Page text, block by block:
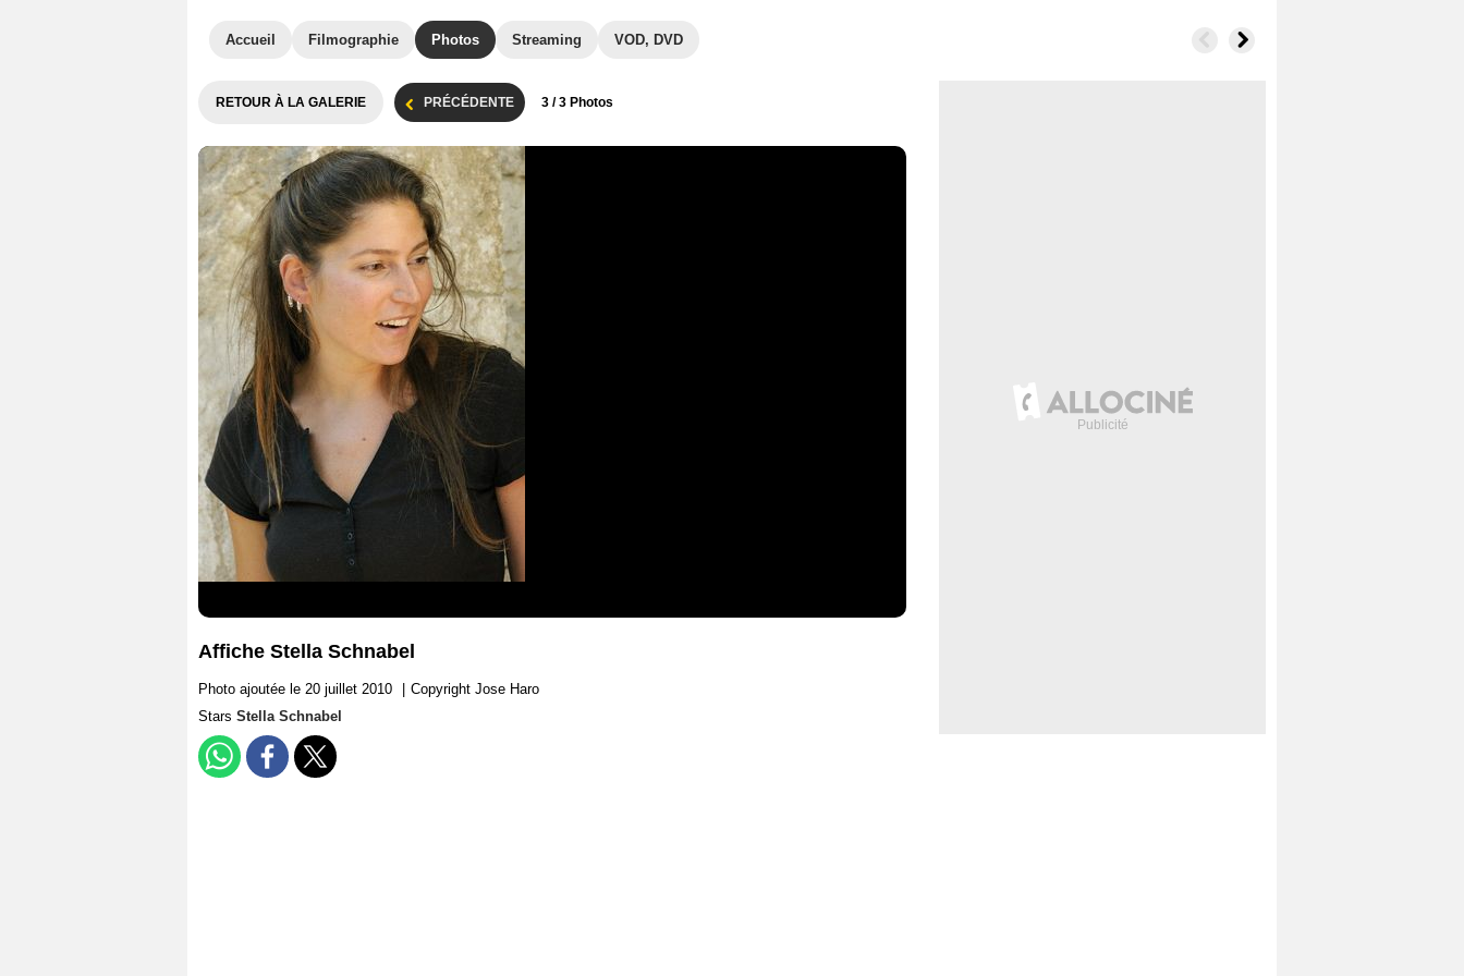
Accueil Filmographie Photos Streaming VOD, DVD
RETOUR À LA GALERIE PRÉCÉDENTE 3 / 3 Photos
Affiche Stella Schnabel
Photo ajoutée le 20 juillet 2010
Copyright Jose Haro
Stars Stella Schnabel